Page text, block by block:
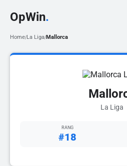
OpWin.
Home/La Liga/Mallorca
La Liga
RANG
#18